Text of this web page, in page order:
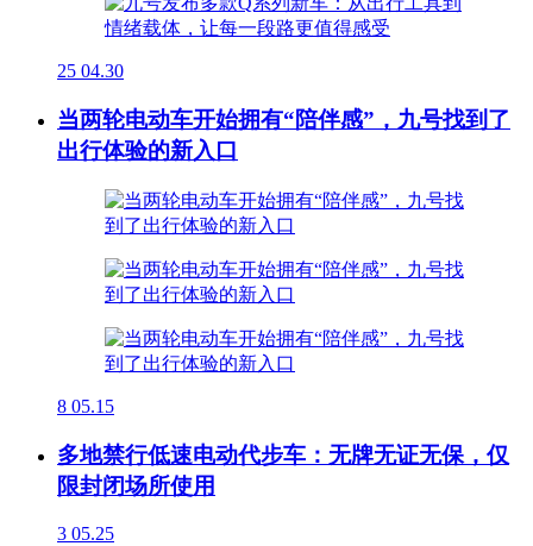
25 04.30
当两轮电动车开始拥有“陪伴感”，九号找到了
出行体验的新入口
8 05.15
多地禁行低速电动代步车：无牌无证无保，仅
限封闭场所使用
3 05.25